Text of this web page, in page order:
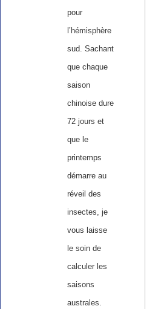
pour
l’hémisphère
sud. Sachant
que chaque
saison
chinoise dure
72 jours et
que le
printemps
démarre au
réveil des
insectes, je
vous laisse
le soin de
calculer les
saisons
australes.